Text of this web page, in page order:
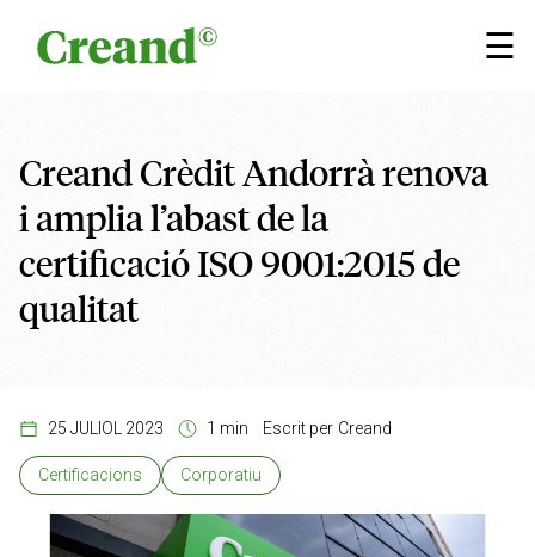
☰
×
Creand Crèdit Andorrà renova
i amplia l’abast de la
certificació ISO 9001:2015 de
qualitat
25 JULIOL 2023 1 min Escrit per Creand
Certificacions Corporatiu